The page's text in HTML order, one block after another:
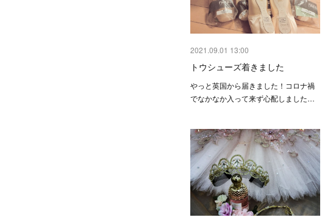
2021.09.01 13:00
トウシューズ着きました
やっと英国から届きました！コロナ禍
でなかなか入って来ず心配しました…